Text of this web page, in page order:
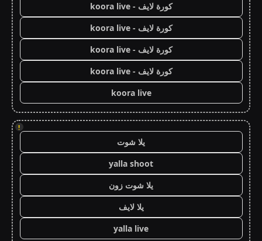
كورة لايف - koora live
كورة لايف - koora live
كورة لايف - koora live
كورة لايف - koora live
koora live
!
يلا شوت
yalla shoot
يلا شوت زون
يلا لايف
yalla live